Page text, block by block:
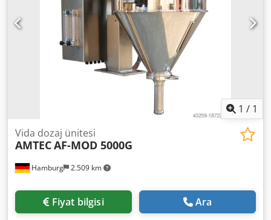
edilebilmektedir. Ayrıca, müşteri spesifikasyonlarına göre
üretilen makineler için yaklaşık 3 haftalık çok kısa teslimat
sürelerimiz bulunmaktadır. - Tüm makinelerimiz tam
garantilidir.
1 / 1
Hamburg 2.509 km
Vida dozaj ünitesi
AMTECAF-MOD 5000G
Fiyat bilgisi Ara